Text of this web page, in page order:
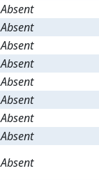
Absent
Absent
Absent
Absent
Absent
Absent
Absent
Absent
Absent